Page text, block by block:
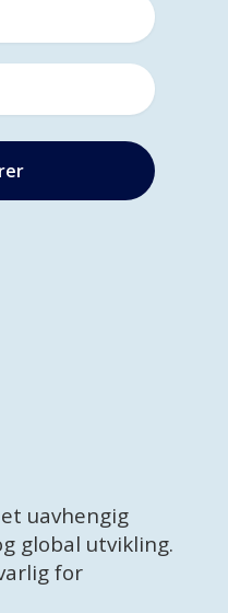
uavhengig
global utvikling.
for